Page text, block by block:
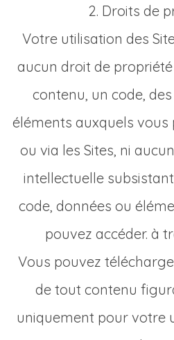
2. Droits de
Votre utilisation des
aucun droit de
contenu, un code,
éléments auxquels vous
ou via les Sites, ni
intellectuelle
code, données ou
pouvez accéder. à
Vous pouvez
de tout contenu
uniquement pour votre